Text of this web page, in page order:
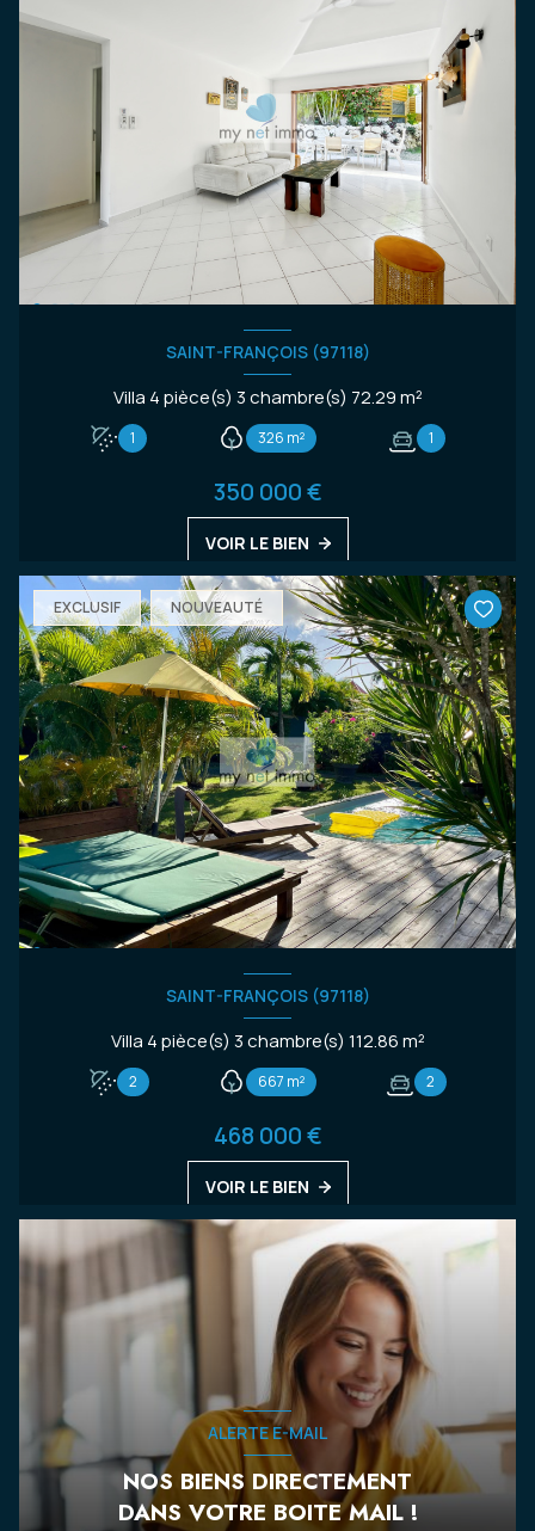
SAINT-FRANÇOIS (97118)
Villa 4 pièce(s) 3 chambre(s) 72.29 m²
1 326 m² 1
350 000 €
VOIR LE BIEN
EXCLUSIF NOUVEAUTÉ
SAINT-FRANÇOIS (97118)
Villa 4 pièce(s) 3 chambre(s) 112.86 m²
2 667 m² 2
468 000 €
VOIR LE BIEN
ALERTE E-MAIL
NOS BIENS DIRECTEMENT
DANS VOTRE BOITE MAIL !